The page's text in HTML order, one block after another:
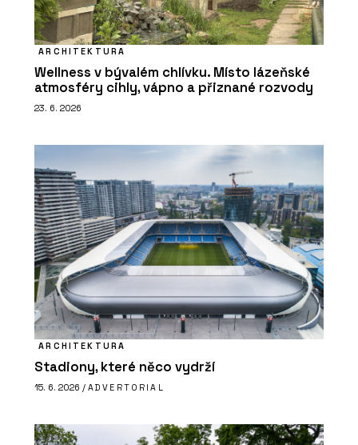
ARCHITEKTURA
Wellness v bývalém chlívku. Místo lázeňské
atmosféry cihly, vápno a přiznané rozvody
23. 6. 2026
ARCHITEKTURA
Stadiony, které něco vydrží
15. 6. 2026 / ADVERTORIAL